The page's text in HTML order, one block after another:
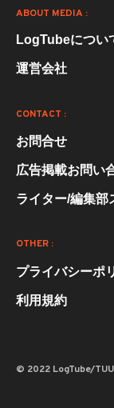
ABOUT MEDIA :
LogTubeについ
運営会社
CONTACT :
お問合せ
広告掲載お問い
ライター/編集部
OTHER :
プライバシーポ
利用規約
© 2022 LogTube/